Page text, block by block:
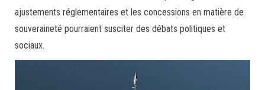
ajustements réglementaires et les concessions en matière de
souveraineté pourraient susciter des débats politiques et
sociaux.